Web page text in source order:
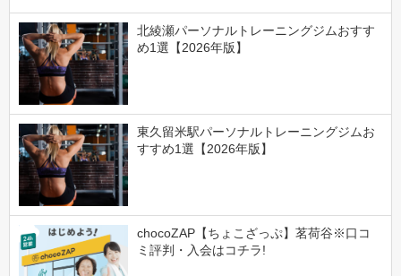
北綾瀬パーソナルトレーニングジムおすす
め1選【2026年版】
東久留米駅パーソナルトレーニングジムお
すすめ1選【2026年版】
chocoZAP【ちょこざっぷ】茗荷谷※口コ
ミ評判・入会はコチラ!